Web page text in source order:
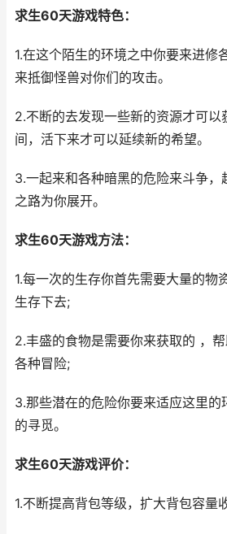
求生60天游戏特色：
1.在这个陌生的环境之中你要来进修
来抵御怪兽对你们的攻击。
2.不断的去发现一些新的资源才可以
间，活下来才可以延续新的希望。
3.一起来和各种暗黑的危险来斗争，
之路为你展开。
求生60天游戏方法：
1.每一次的生存你首先需要大量的物
生存下去;
2.丰盛的食物是需要你来获取的 ，
各种冒险;
3.那些潜在的危险你要来适应这里的
的寻觅。
求生60天游戏评价：
1.不断提高背包等级，扩大背包容量